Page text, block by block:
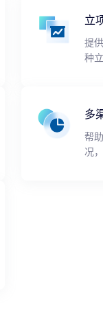
立
提
种
多
帮
况